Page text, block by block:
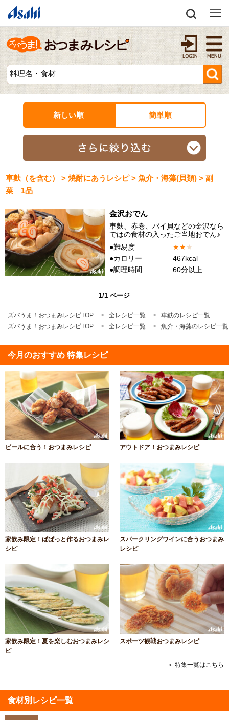
新しい順 簡単順
車麩（を含む） > 焼酎にあうレシピ > 魚介・海藻(貝類) > 副
菜 1品
金沢おでん
車麩、赤巻、バイ貝などの金沢なら
ではの食材の入ったご当地おでん♪
●難易度
★★★
●カロリー
467kcal
●調理時間
60分以上
1/1 ページ
ズバうま！おつまみレシピTOP 全レシピ一覧
車麩のレシピ一覧
ズバうま！おつまみレシピTOP
全レシピ一覧 魚介・海藻のレシピ一覧
今月のおすすめ 特集レシピ
ビールに合う！おつまみレシピ アウトドア！おつまみレシピ
家飲み限定！ぱぱっと作るおつまみレ
シピ
スパークリングワインに合うおつまみ
レシピ
家飲み限定！夏を楽しむおつまみレシ
ピ
スポーツ観戦おつまみレシピ
＞ 特集一覧はこちら
食材別レシピ一覧